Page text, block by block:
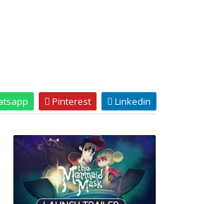
Pinterest Linkedin